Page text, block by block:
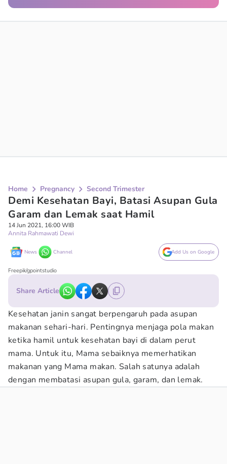
Home Pregnancy Second Trimester
Demi Kesehatan Bayi, Batasi Asupan Gula
Garam dan Lemak saat Hamil
14 Jun 2021, 16:00 WIB
Annita Rahmawati Dewi
News Channel Add Us on Google
Freepik/gpointstudio
Share Article
Kesehatan janin sangat berpengaruh pada asupan
makanan sehari-hari. Pentingnya menjaga pola makan
ketika hamil untuk kesehatan bayi di dalam perut
mama. Untuk itu, Mama sebaiknya memerhatikan
makanan yang Mama makan. Salah satunya adalah
dengan membatasi asupan gula, garam, dan lemak.